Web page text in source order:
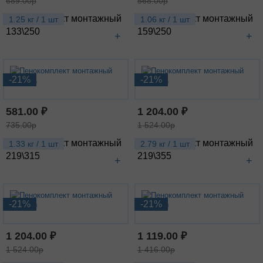
1.25 кг / 1 шт
+
Пенокомплект монтажный
133\250
1.06 кг / 1 шт
+
Пенокомплект монтажный
159\250
-21%
1.33 кг / 1 шт
581.00 ₽
+
735.00р
Пенокомплект монтажный
219\315
-21%
2.79 кг / 1 шт
1 204.00 ₽
+
1 524.00р
Пенокомплект монтажный
219\355
-21%
1 204.00 ₽
1 524.00р
-21%
1 119.00 ₽
1 416.00р